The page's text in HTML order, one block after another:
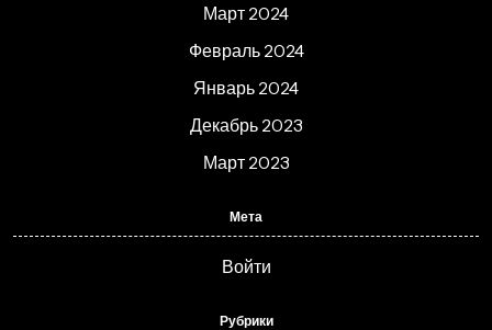
Март 2024
Февраль 2024
Январь 2024
Декабрь 2023
Март 2023
Мета
Войти
Рубрики